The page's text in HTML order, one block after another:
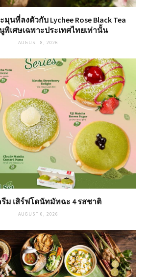
นที่ลงตัวกับ Lychee Rose Black Tea
นูพิเศษเฉพาะประเทศไทยเท่านั้น
AUGUST 8, 2026
ม เสิร์ฟโดนัทมัทฉะ 4 รสชาติ
AUGUST 6, 2026